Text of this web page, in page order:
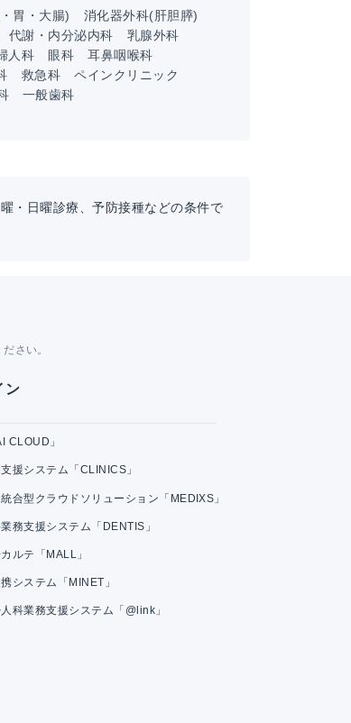
胃・大腸)
消化器外科(肝胆膵)
代謝・内分泌内科
乳腺外科
人科 眼科
耳鼻咽喉科
救急科
ペインクリニック
一般歯科
・日曜診療、予防接種などの条件で
さい。
ン
CLOUD」
援システム「CLINICS」
合型クラウドソリューション「MEDIXS」
務支援システム「DENTIS」
ルテ「MALL」
システム「MINET」
科業務支援システム「@link」